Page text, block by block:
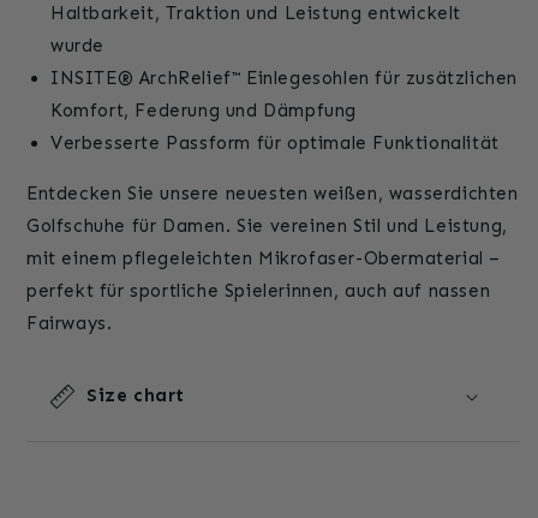
Haltbarkeit, Traktion und Leistung entwickelt
wurde
INSITE® ArchRelief™ Einlegesohlen für zusätzlichen
Komfort, Federung und Dämpfung
Verbesserte Passform für optimale Funktionalität
Entdecken Sie unsere neuesten weißen, wasserdichten
Golfschuhe für Damen. Sie vereinen Stil und Leistung,
mit einem pflegeleichten Mikrofaser-Obermaterial –
perfekt für sportliche Spielerinnen, auch auf nassen
Fairways.
Size chart